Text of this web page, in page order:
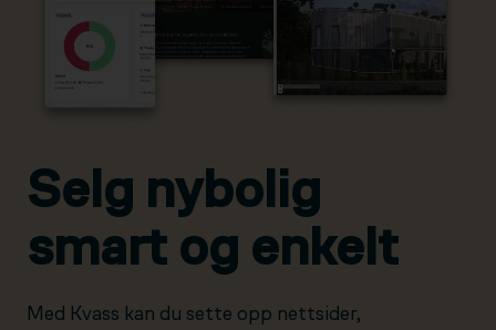
Selg nybolig
smart og enkelt
Med Kvass kan du sette opp nettsider,